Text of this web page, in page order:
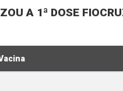
A 1ª DOSE